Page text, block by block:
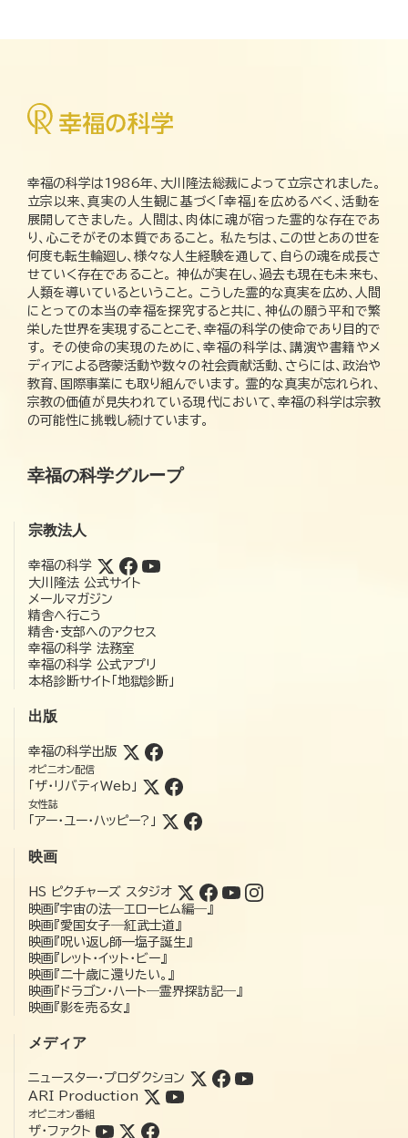
幸福の科学は1986年、大川隆法総裁によって立宗されました。
立宗以来、真実の人生観に基づく「幸福」を広めるべく、活動を
展開してきました。 人間は、肉体に魂が宿った霊的な存在であ
り、心こそがその本質であること。 私たちは、この世とあの世を
何度も転生輪廻し、様々な人生経験を通して、自らの魂を成長さ
せていく存在であること。 神仏が実在し、過去も現在も未来も、
人類を導いているということ。 こうした霊的な真実を広め、人間
にとっての本当の幸福を探究すると共に、神仏の願う平和で繁
栄した世界を実現することこそ、幸福の科学の使命であり目的で
す。 その使命の実現のために、幸福の科学は、講演や書籍やメ
ディアによる啓蒙活動や数々の社会貢献活動、さらには、政治や
教育、国際事業にも取り組んでいます。 霊的な真実が忘れられ、
宗教の価値が見失われている現代において、幸福の科学は宗教
の可能性に挑戦し続けています。
幸福の科学グループ
宗教法人
幸福の科学
大川隆法 公式サイト
メールマガジン
精舎へ行こう
精舎・支部へのアクセス
幸福の科学 法務室
幸福の科学 公式アプリ
本格診断サイト「地獄診断」
出版
幸福の科学出版
オピニオン配信
「ザ・リバティWeb」
女性誌
「アー・ユー・ハッピー?」
映画
HS ピクチャーズ スタジオ
映画『宇宙の法―エローヒム編―』
映画『愛国女子―紅武士道』
映画『呪い返し師—塩子誕生』
映画『レット・イット・ビー』
映画『二十歳に還りたい。』
映画『ドラゴン・ハート―霊界探訪記―』
映画『影を売る女』
メディア
ニュースター・プロダクション
ARI Production
オピニオン番組
ザ・ファクト